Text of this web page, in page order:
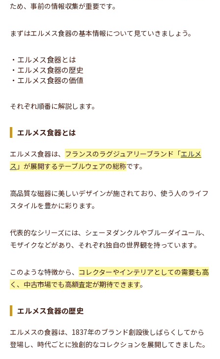
ため、事前の情報収集が重要です。
まずはエルメス食器の基本情報について見ていきましょう。
・エルメス食器とは
・エルメス食器の歴史
・エルメス食器の価値
それぞれ順番に解説します。
エルメス食器とは
エルメス食器は、 フランスのラグジュアリーブランド「エルメ
ス 」が展開するテーブルウェアの総称です。
高品質な磁器に美しいデザインが施されており、使う人のライフ
スタイルを豊かに彩ります。
代表的なシリーズには、シェーヌダンクルやブルーダイユール、
モザイクなどがあり、それぞれ独自の世界観を持っています。
このような特徴から、 コレクターやインテリアとしての需要も高
く、中古市場でも高額査定が期待できます。
エルメス食器の歴史
エルメスの食器は、1837年のブランド創設後しばらくしてから
登場し、時代ごとに独創的なコレクションを展開してきました。